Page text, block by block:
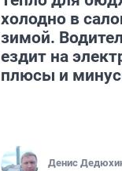
холодно в
зимой.
ездит на
плюсы и
Денис